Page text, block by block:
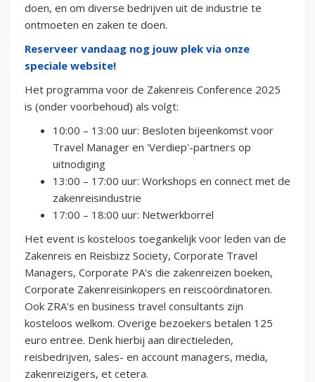
doen, en om diverse bedrijven uit de industrie te
ontmoeten en zaken te doen.
Reserveer vandaag nog jouw plek via onze
speciale website!
Het programma voor de Zakenreis Conference 2025
is (onder voorbehoud) als volgt:
10:00 – 13:00 uur: Besloten bijeenkomst voor
Travel Manager en 'Verdiep'-partners op
uitnodiging ​
13:00 – 17:00 uur: Workshops en connect met de
zakenreisindustrie
17:00 – 18:00 uur: Netwerkborrel
H et event is kosteloos toegankelijk voor leden van de
Zakenreis en Reisbizz Society, Corporate Travel
Managers, Corporate PA's die zakenreizen boeken,
Corporate Zakenreisinkopers en reiscoördinatoren.
Ook ZRA's en business travel consultants zijn
kosteloos welkom. Overige bezoekers betalen 125
euro entree. Denk hierbij aan directieleden,
reisbedrijven, sales- en account managers, media,
zakenreizigers, et cetera.